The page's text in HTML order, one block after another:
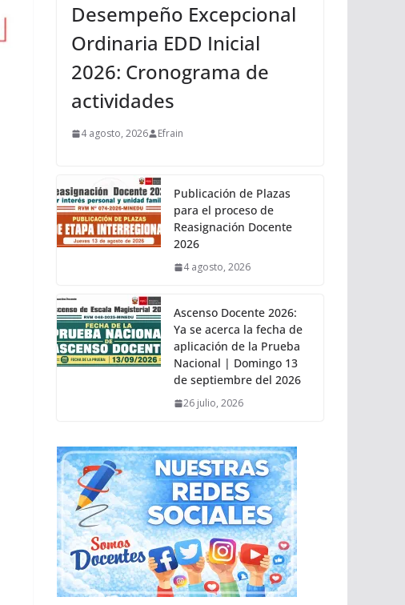
Desempeño Excepcional
Ordinaria EDD Inicial
2026: Cronograma de
actividades
4 agosto, 2026 Efrain
Publicación de Plazas
para el proceso de
Reasignación Docente
2026
4 agosto, 2026
Ascenso Docente 2026:
Ya se acerca la fecha de
aplicación de la Prueba
Nacional | Domingo 13
de septiembre del 2026
26 julio, 2026